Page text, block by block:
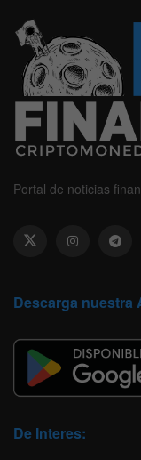
Portal de noticias
Descarga nuestra
De Interes: